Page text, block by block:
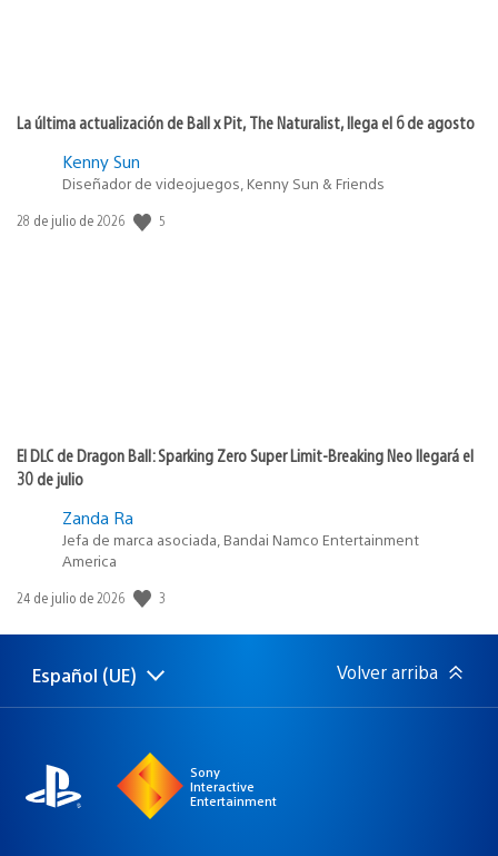
La última actualización de Ball x Pit, The Naturalist, llega el 6 de agosto
Kenny Sun
Diseñador de videojuegos, Kenny Sun & Friends
Fecha
28 de julio de 2026 5
El DLC de Dragon Ball: Sparking Zero Super Limit-Breaking Neo llegará el
30 de julio
Zanda Ra
Jefa de marca asociada, Bandai Namco Entertainment
America
Fecha
publicación:
24 de julio de 2026 3
Selecciona
una
Región
actual:
Español (UE) Volver arriba
Sony
Interactive
Entertainment